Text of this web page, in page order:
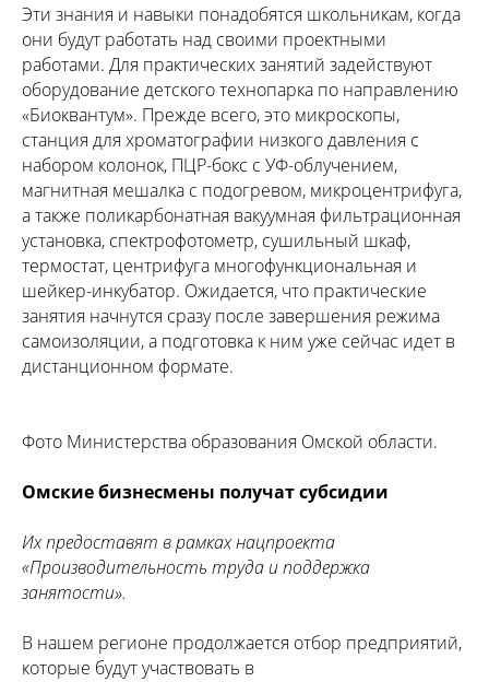
Эти знания и навыки понадобятся школьникам, когда
они будут работать над своими проектными
работами. Для практических занятий задействуют
оборудование детского технопарка по направлению
«Биоквантум». Прежде всего, это микроскопы,
станция для хроматографии низкого давления с
набором колонок, ПЦР-бокс с УФ-облучением,
магнитная мешалка с подогревом, микроцентрифуга,
а также поликарбонатная вакуумная фильтрационная
установка, спектрофотометр, сушильный шкаф,
термостат, центрифуга многофункциональная и
шейкер-инкубатор. Ожидается, что практические
занятия начнутся сразу после завершения режима
самоизоляции, а подготовка к ним уже сейчас идет в
дистанционном формате.
Фото Министерства образования Омской области.
Омские бизнесмены получат субсидии
Их предоставят в рамках нацпроекта
«Производительность труда и поддержка
занятости».
В нашем регионе продолжается отбор предприятий,
которые будут участвовать в